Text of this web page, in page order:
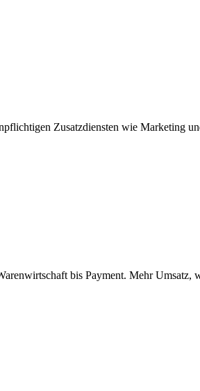
Zusatzdiensten wie Marketing
bis Payment. Mehr Umsatz,